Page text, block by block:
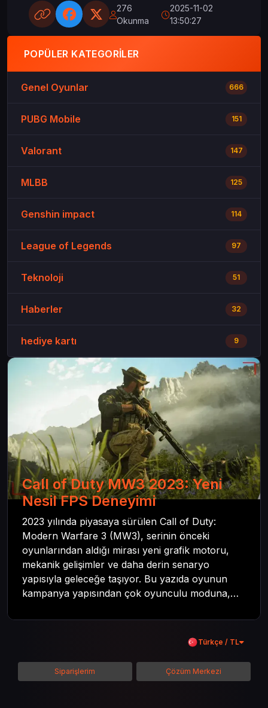
276
Okunma
2025-11-02
13:50:27
POPÜLER KATEGORILER
Genel Oyunlar 666
PUBG Mobile 151
Valorant 147
MLBB 125
Genshin impact 114
League of Legends 97
Teknoloji 51
Haberler 32
hediye kartı 9
Call of Duty MW3 2023: Yeni
Nesil FPS Deneyimi
2023 yılında piyasaya sürülen Call of Duty:
Modern Warfare 3 (MW3), serinin önceki
oyunlarından aldığı mirası yeni grafik motoru,
mekanik gelişimler ve daha derin senaryo
yapısıyla geleceğe taşıyor. Bu yazıda oyunun
kampanya yapısından çok oyunculu moduna,
kadar her şeyi kapsamaya çalışacaktır. Tüm
içeriği boyunca Call of Duty evreninin
detaylarına inilecek ve steam hediye kartı
kullanımının avantajlarından da bahsedilecektir.
Türkçe / TL
Siparişlerim Çözüm Merkezi